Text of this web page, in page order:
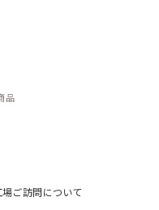
品
ご訪問について